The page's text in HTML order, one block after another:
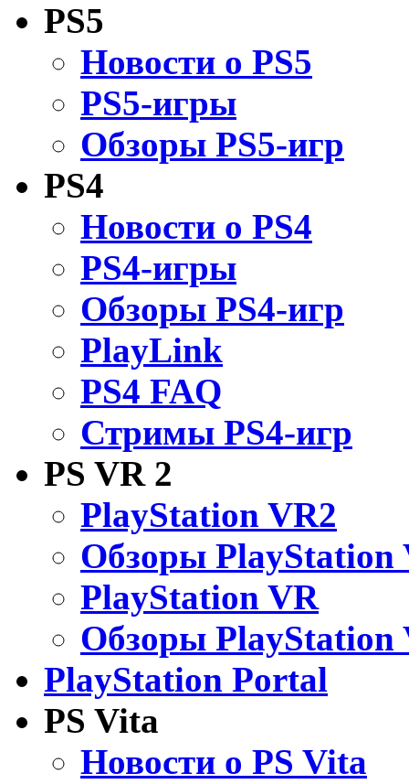
PS5
Новости о PS5
PS5-игры
Обзоры PS5-игр
PS4
Новости о PS4
PS4-игры
Обзоры PS4-игр
PlayLink
PS4 FAQ
Стримы PS4-игр
PS VR 2
PlayStation VR2
Обзоры PlayStation
PlayStation VR
Обзоры PlayStation
PlayStation Portal
PS Vita
Новости о PS Vita